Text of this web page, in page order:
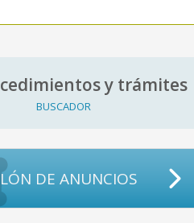
y trámites
BUSCADOR
DE ANUNCIOS